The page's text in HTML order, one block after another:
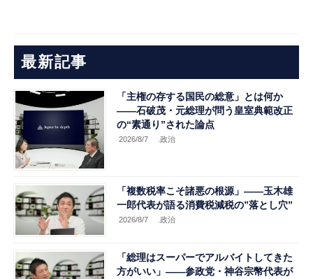
最新記事
「主権の存する国民の総意」とは何か
――石破茂・元総理が問う皇室典範改正
の“素通り”された論点
2026/8/7 .政治
「複数税率こそ諸悪の根源」――玉木雄
一郎代表が語る消費税減税の”落とし穴”
2026/8/7 .政治
「総理はスーパーでアルバイトしてきた
方がいい」――参政党・神谷宗幣代表が